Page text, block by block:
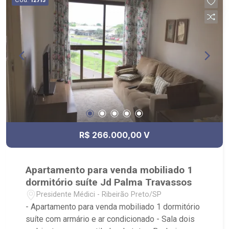
R$ 266.000,00 V
Apartamento para venda mobiliado 1
dormitório suíte Jd Palma Travassos
Presidente Médici - Ribeirão Preto/SP
- Apartamento para venda mobiliado 1 dormitório
suíte com armário e ar condicionado - Sala dois